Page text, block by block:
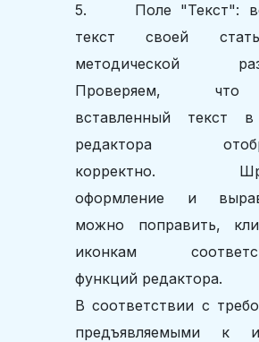
5. Поле "Текст":
текст своей
методической
Проверяем,
вставленный текст
редактора
корректно.
оформление и
можно поправить,
иконкам
функций редактора.
В соответствии с
предъявляемыми к